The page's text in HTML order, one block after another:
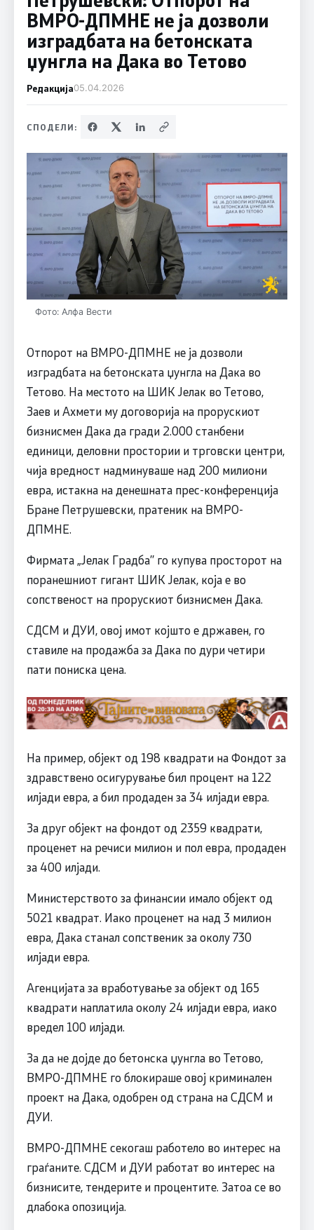
ВМРО-ДПМНЕ не ја дозволи
изградбата на бетонската
џунгла на Дака во Тетово
Редакција05.04.2026
СПОДЕЛИ:
Фото: Алфа Вести
Отпорот на ВМРО-ДПМНЕ не ја дозволи
изградбата на бетонската џунгла на Дака во
Тетово. На местото на ШИК Јелак во Тетово,
Заев и Ахмети му договорија на прорускиот
бизнисмен Дака да гради 2.000 станбени
единици, деловни простории и трговски центри,
чија вредност надминуваше над 200 милиони
евра, истакна на денешната прес-конференција
Бране Петрушевски, пратеник на ВМРО-
ДПМНЕ.
Фирмата „Јелак Градба’’ го купува просторот на
поранешниот гигант ШИК Јелак, која е во
сопственост на прорускиот бизнисмен Дака.
СДСМ и ДУИ, овој имот којшто е државен, го
ставиле на продажба за Дака по дури четири
пати пониска цена.
На пример, објект од 198 квадрати на Фондот за
здравствено осигурување бил процент на 122
илјади евра, а бил продаден за 34 илјади евра.
За друг објект на фондот од 2359 квадрати,
проценет на речиси милион и пол евра, продаден
за 400 илјади.
Министерството за финансии имало објект од
5021 квадрат. Иако проценет на над 3 милион
евра, Дака станал сопственик за околу 730
илјади евра.
Агенцијата за вработување за објект од 165
квадрати наплатила околу 24 илјади евра, иако
вредел 100 илјади.
За да не дојде до бетонска џунгла во Тетово,
ВМРО-ДПМНЕ го блокираше овој криминален
проект на Дака, одобрен од страна на СДСМ и
ДУИ.
ВМРО-ДПМНЕ секогаш работело во интерес на
граѓаните. СДСМ и ДУИ работат во интерес на
бизнисите, тендерите и процентите. Затоа се во
длабока опозиција.